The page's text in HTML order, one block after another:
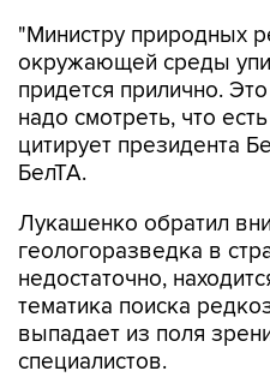
"Министру природных
окружающей среды
придется прилично.
надо смотреть, что
цитирует президента
БелТА.
Лукашенко обратил
геологоразведка в
недостаточно,
тематика поиска
выпадает из поля
специалистов.